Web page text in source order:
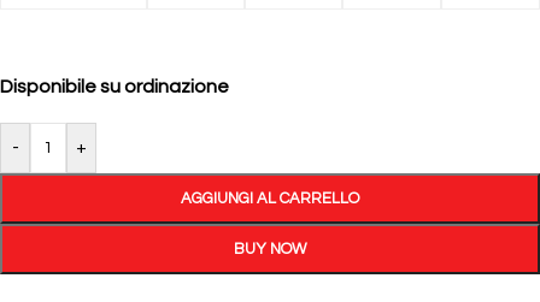
Disponibile su ordinazione
- +
AGGIUNGI AL CARRELLO
BUY NOW